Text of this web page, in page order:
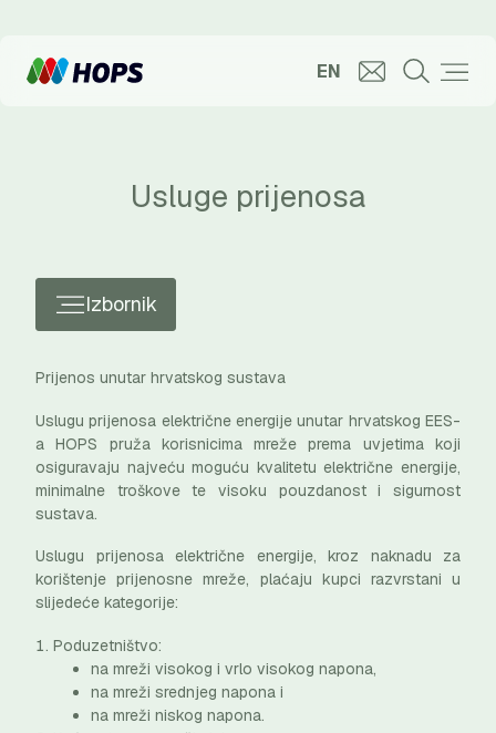
EN
Usluge prijenosa
Izbornik
Prijenos unutar hrvatskog sustava
Uslugu prijenosa električne energije unutar hrvatskog EES-
a HOPS pruža korisnicima mreže prema uvjetima koji
osiguravaju najveću moguću kvalitetu električne energije,
minimalne troškove te visoku pouzdanost i sigurnost
sustava.
Uslugu prijenosa električne energije, kroz naknadu za
korištenje prijenosne mreže, plaćaju kupci razvrstani u
slijedeće kategorije:
Poduzetništvo:
na mreži visokog i vrlo visokog napona,
na mreži srednjeg napona i
na mreži niskog napona.